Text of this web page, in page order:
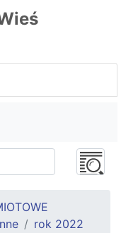
rok 2022